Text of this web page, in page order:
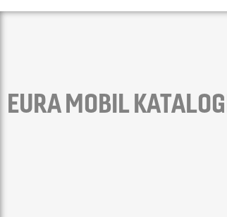
EURA MOBIL